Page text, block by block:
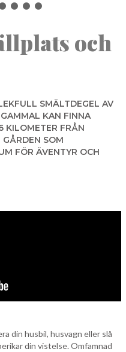
och
SMÄLTDEGEL AV
KAN FINNA
KILOMETER FRÅN
SOM
FÖR ÄVENTYR OCH
din husbil, husvagn eller slå
din vistelse. Omfamnad